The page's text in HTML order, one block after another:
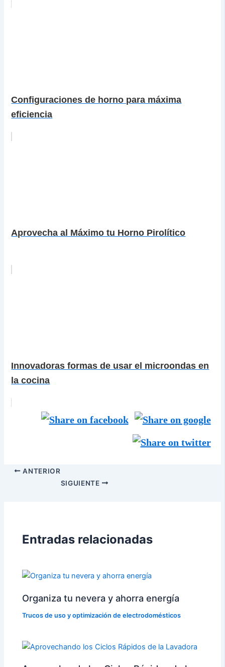
Configuraciones de horno para máxima
eficiencia
Aprovecha al Máximo tu Horno Pirolítico
Innovadoras formas de usar el microondas en
la cocina
ANTERIOR
SIGUIENTE
Entradas relacionadas
Organiza tu nevera y ahorra energía
Trucos de uso y optimización de electrodomésticos